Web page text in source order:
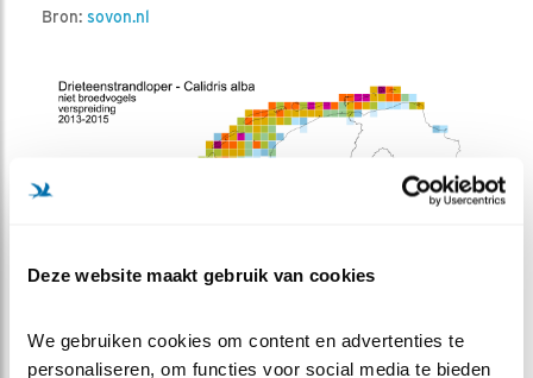
Deze website maakt gebruik van cookies
We gebruiken cookies om content en advertenties te
personaliseren, om functies voor social media te bieden
Bron: sovon.nl